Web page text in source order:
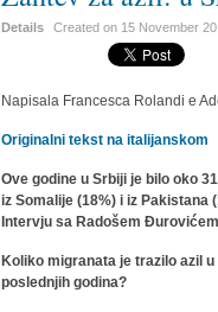
Details Created on 15 November
Napisala Francesca Rolandi e
Originalni tekst na italijanskom
Ove godine u Srbiji je bilo oko
iz Somalije (18%) i iz Pakistana
Intervju sa Radošem
Koliko migranata je trazilo azil u
poslednjih godina?